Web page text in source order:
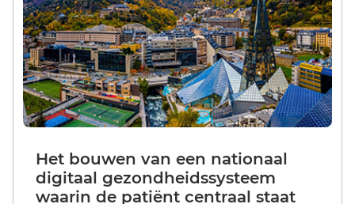
Het bouwen van een nationaal
digitaal gezondheidssysteem
waarin de patiënt centraal staat